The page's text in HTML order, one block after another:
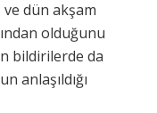
ve dün akşam
olduğunu
bildirilerde da
anlaşıldığı